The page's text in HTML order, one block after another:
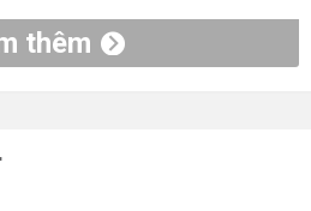
thêm